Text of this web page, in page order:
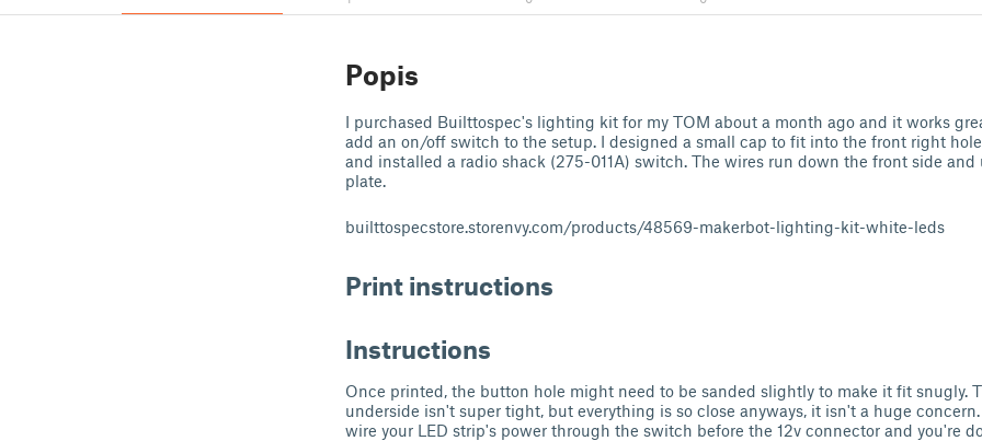
Popis
I purchased Builttospec's lighting kit for my TOM about a month ago and it works
add an on/off switch to the setup. I designed a small cap to fit into the front right
and installed a radio shack (275-011A) switch. The wires run down the front side and
plate.
builttospecstore.storenvy.com/products/48569-makerbot-lighting-kit-white-leds
Print instructions
Instructions
Once printed, the button hole might need to be sanded slightly to make it fit snugly.
underside isn't super tight, but everything is so close anyways, it isn't a huge
wire your LED strip's power through the switch before the 12v connector and you're